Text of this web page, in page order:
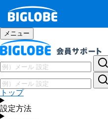
メニュー
トップ
設定方法